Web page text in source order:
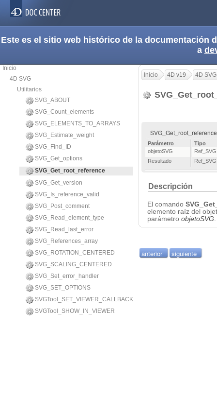
Este es el sitio web histórico de la documentación
a
Inicio
4D SVG
Utilitarios
SVG_ABOUT
SVG_Count_elements
SVG_ELEMENTS_TO_ARRAYS
SVG_Estimate_weight
SVG_Find_ID
SVG_Get_options
SVG_Get_root_reference
SVG_Get_version
SVG_Is_reference_valid
SVG_Post_comment
SVG_Read_element_type
SVG_Read_last_error
SVG_References_array
SVG_ROTATION_CENTERED
SVG_SCALING_CENTERED
SVG_Set_error_handler
SVG_SET_OPTIONS
SVGTool_SET_VIEWER_CALLBACK
SVGTool_SHOW_IN_VIEWER
Inicio 4D v19 4D SVG
Parámetro
Tipo
objetoSVG
Ref_SVG
Resultado
Ref_SVG
Descripción
El comando
elemento raíz del
parámetro objetoSVG.
anterior siguiente